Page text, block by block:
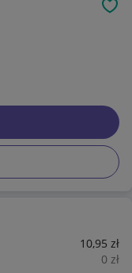
10,95 zł
0 zł